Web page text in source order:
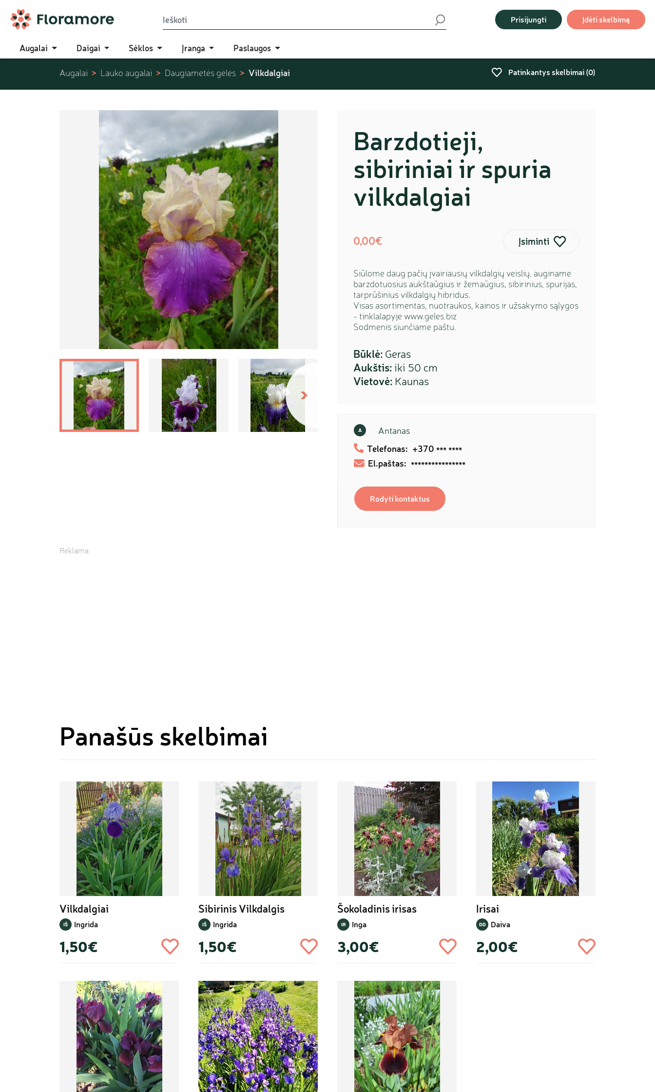
Augalai Daigai Sėklos Įranga Paslaugos
Prisijungti Įdėti skelbimą
Augalai Lauko augalai Daugiametės gėlės Vilkdalgiai Patinkantys skelbimai (0)
Ankstesnis Sekantis
Barzdotieji,
sibiriniai ir spuria
vilkdalgiai
0,00€ Įsiminti
Siūlome daug pačių įvairiausių vilkdalgių veislių. auginame
barzdotuosius aukštaūgius ir žemaūgius, sibirinius, spurijas,
tarprūšinius vilkdalgių hibridus.
Visas asortimentas, nuotraukos, kainos ir užsakymo sąlygos
- tinklalapyje www.geles.biz
Sodmenis siunčiame paštu.
Būklė: Geras
Aukštis: iki 50 cm
Vietovė: Kaunas
A Antanas
Telefonas: +370 *** ****
El.paštas: ****************
Rodyti kontaktus
Reklama
Panašūs skelbimai
Vilkdalgiai
IŠ Ingrida
1,50€
Sibirinis Vilkdalgis
IŠ Ingrida
1,50€
Šokoladinis irisas
IR Inga
3,00€
Irisai
DD Daiva
2,00€